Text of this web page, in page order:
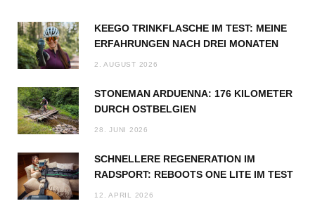
KEEGO TRINKFLASCHE IM TEST: MEINE
ERFAHRUNGEN NACH DREI MONATEN
2. AUGUST 2026
STONEMAN ARDUENNA: 176 KILOMETER
DURCH OSTBELGIEN
28. JUNI 2026
SCHNELLERE REGENERATION IM
RADSPORT: REBOOTS ONE LITE IM TEST
12. APRIL 2026